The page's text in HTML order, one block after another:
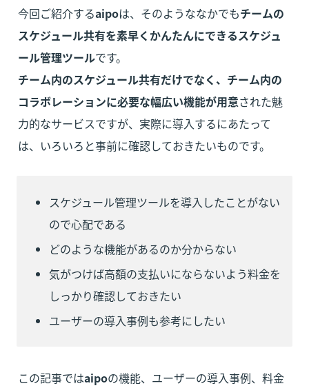
今回ご紹介するaipoは、そのようななかでもチームの
スケジュール共有を素早くかんたんにできるスケジュ
ール管理ツール
チーム内のスケジュール共有だけでなく、チーム内の
コラボレーションに必要な幅広い機能が用意された魅
力的なサービスですが、実際に導入するにあたって
は、いろいろと事前に確認しておきたいものです。
スケジュール管理ツールを導入したことがない
ので心配である
どのような機能があるのか分からない
気がつけば高額の支払いにならないよう料金を
しっかり確認しておきたい
ユーザーの導入事例も参考にしたい
この記事ではaipoの機能、ユーザーの導入事例、料金